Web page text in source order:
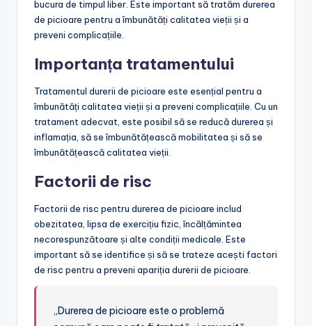
bucura de timpul liber. Este important să tratăm durerea
de picioare pentru a îmbunătăți calitatea vieții și a
preveni complicațiile.
Importanța tratamentului
Tratamentul durerii de picioare este esențial pentru a
îmbunătăți calitatea vieții și a preveni complicațiile. Cu un
tratament adecvat, este posibil să se reducă durerea și
inflamația, să se îmbunătățească mobilitatea și să se
îmbunătățească calitatea vieții.
Factorii de risc
Factorii de risc pentru durerea de picioare includ
obezitatea, lipsa de exercițiu fizic, încălțămintea
necorespunzătoare și alte condiții medicale. Este
important să se identifice și să se trateze acești factori
de risc pentru a preveni apariția durerii de picioare.
„Durerea de picioare este o problemă